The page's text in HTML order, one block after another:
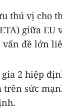
thú vị cho
giữa EU
đề lớn
2 hiệp
trên sức